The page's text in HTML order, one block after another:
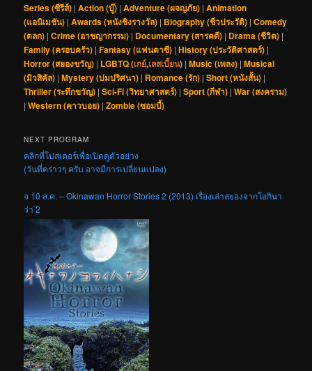
Series (ซีรีส์) |Action (บู๊) |Adventure (ผจญภัย) |Animation
(แอนิเมชัน) |Awards (หนังชิงรางวัล) | Biography (ชีวประวัติ) |Comedy
(ตลก) |Crime (อาชญากรรม) | Documentary (สารคดี) | Drama (ชีวิต) |
Family (ครอบครัว) |Fantasy (แฟนตาซี) |History (ประวัติศาสตร์) |
Horror (สยองขวัญ) | LGBTQ (เกย์,เลสเบี้ยน) |Music (เพลง) |Musical
(มิวสิคัล) |Mystery (ปมปริศนา) | Romance (รัก) |Short (หนังสั้น) |
Thriller (ระทึกขวัญ) |Sci-Fi (วิทยาศาสตร์) |Sport (กีฬา) |War (สงคราม)
|Western (คาวบอย) |Zombie (ซอมบี้)
NEXT PROGRAM
คลิกที่โปสเตอร์เพื่อเปิดดูตัวอย่าง
(วันที่คร่าวๆ ครับ อาจมีการเปลี่ยนแปลง)
จ 10 ส.ค. – Okinawan Horror Stories 2 (2013) เรื่องเล่าสยองจากโอกินา
ว่า 2